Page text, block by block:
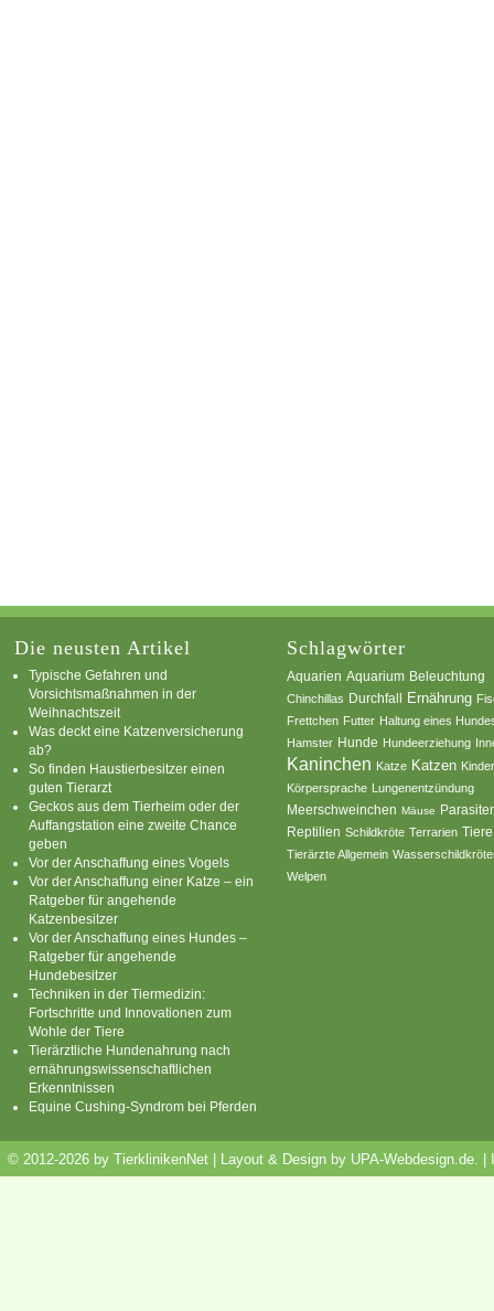
Die neusten Artikel
Typische Gefahren und
Vorsichtsmaßnahmen in der
Weihnachtszeit
Was deckt eine Katzenversicherung
ab?
So finden Haustierbesitzer einen
guten Tierarzt
Geckos aus dem Tierheim oder der
Auffangstation eine zweite Chance
geben
Vor der Anschaffung eines Vogels
Vor der Anschaffung einer Katze – ein
Ratgeber für angehende
Katzenbesitzer
Vor der Anschaffung eines Hundes –
Ratgeber für angehende
Hundebesitzer
Techniken in der Tiermedizin:
Fortschritte und Innovationen zum
Wohle der Tiere
Tierärztliche Hundenahrung nach
ernährungswissenschaftlichen
Erkenntnissen
Equine Cushing-Syndrom bei Pferden
Schlagwörter
Aquarien Aquarium Beleuchtung
Chinchillas Durchfall Ernährung
Frettchen Futter Haltung eines
Hamster Hunde Hundeerziehung
Kaninchen Katze Katzen
Körpersprache Lungenentzündung
Meerschweinchen Mäuse
Reptilien Schildkröte Terrarien Tiere
Tierärzte Allgemein
Welpen
© 2012-2026 by TierklinikenNet | Layout & Design by UPA-Webdesign.de.